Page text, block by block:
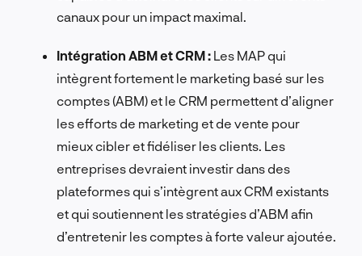
canaux pour un impact maximal.
Intégration ABM et CRM : Les MAP qui
intègrent fortement le marketing basé sur les
comptes (ABM) et le CRM permettent d’aligner
les efforts de marketing et de vente pour
mieux cibler et fidéliser les clients. Les
entreprises devraient investir dans des
plateformes qui s’intègrent aux CRM existants
et qui soutiennent les stratégies d’ABM afin
d’entretenir les comptes à forte valeur ajoutée.